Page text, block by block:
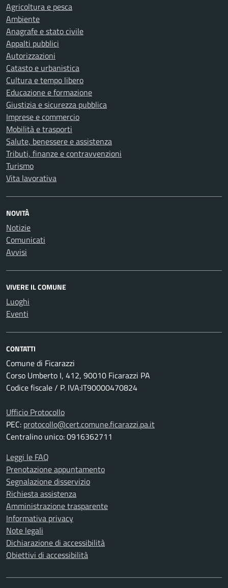
Agricoltura e pesca
Ambiente
Anagrafe e stato civile
Appalti pubblici
Autorizzazioni
Catasto e urbanistica
Cultura e tempo libero
Educazione e formazione
Giustizia e sicurezza pubblica
Imprese e commercio
Mobilità e trasporti
Salute, benessere e assistenza
Tributi, finanze e contravvenzioni
Turismo
Vita lavorativa
NOVITÀ
Notizie
Comunicati
Avvisi
VIVERE IL COMUNE
Luoghi
Eventi
CONTATTI
Comune di Ficarazzi
Corso Umberto I, 412, 90010 Ficarazzi PA
Codice fiscale / P. IVA:IT90000470824
Ufficio Protocollo
PEC: protocollo@cert.comune.ficarazzi.pa.it
Centralino unico: 0916362711
Leggi le FAQ
Prenotazione appuntamento
Segnalazione disservizio
Richiesta assistenza
Amministrazione trasparente
Informativa privacy
Note legali
Dichiarazione di accessibilità
Obiettivi di accessibilità